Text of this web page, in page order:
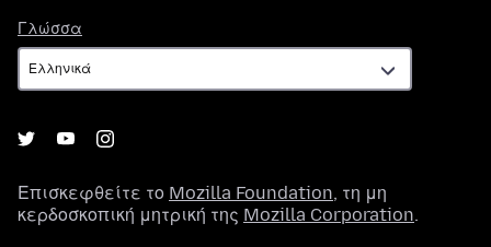
Γλώσσα
Επισκεφθείτε το Mozilla Foundation, τη μη
κερδοσκοπική μητρική της Mozilla Corporation.